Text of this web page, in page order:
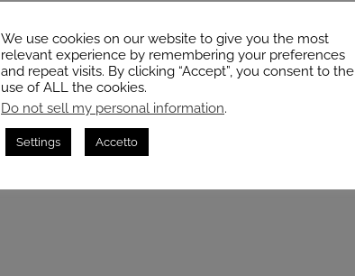
We use cookies on our website to give you the most
relevant experience by remembering your preferences
and repeat visits. By clicking “Accept”, you consent to the
use of ALL the cookies.
Do not sell my personal information.
Settings Accetto